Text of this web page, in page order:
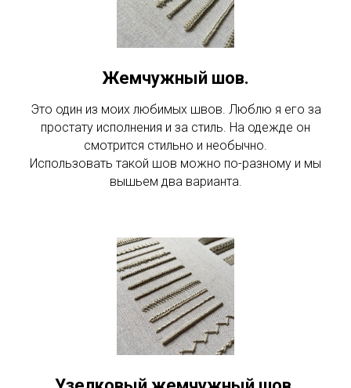
Жемчужный шов.
Это один из моих любимых швов. Люблю я его за
простату исполнения и за стиль. На одежде он
смотрится стильно и необычно.
Использовать такой шов можно по-разному и мы
вышьем два варианта.